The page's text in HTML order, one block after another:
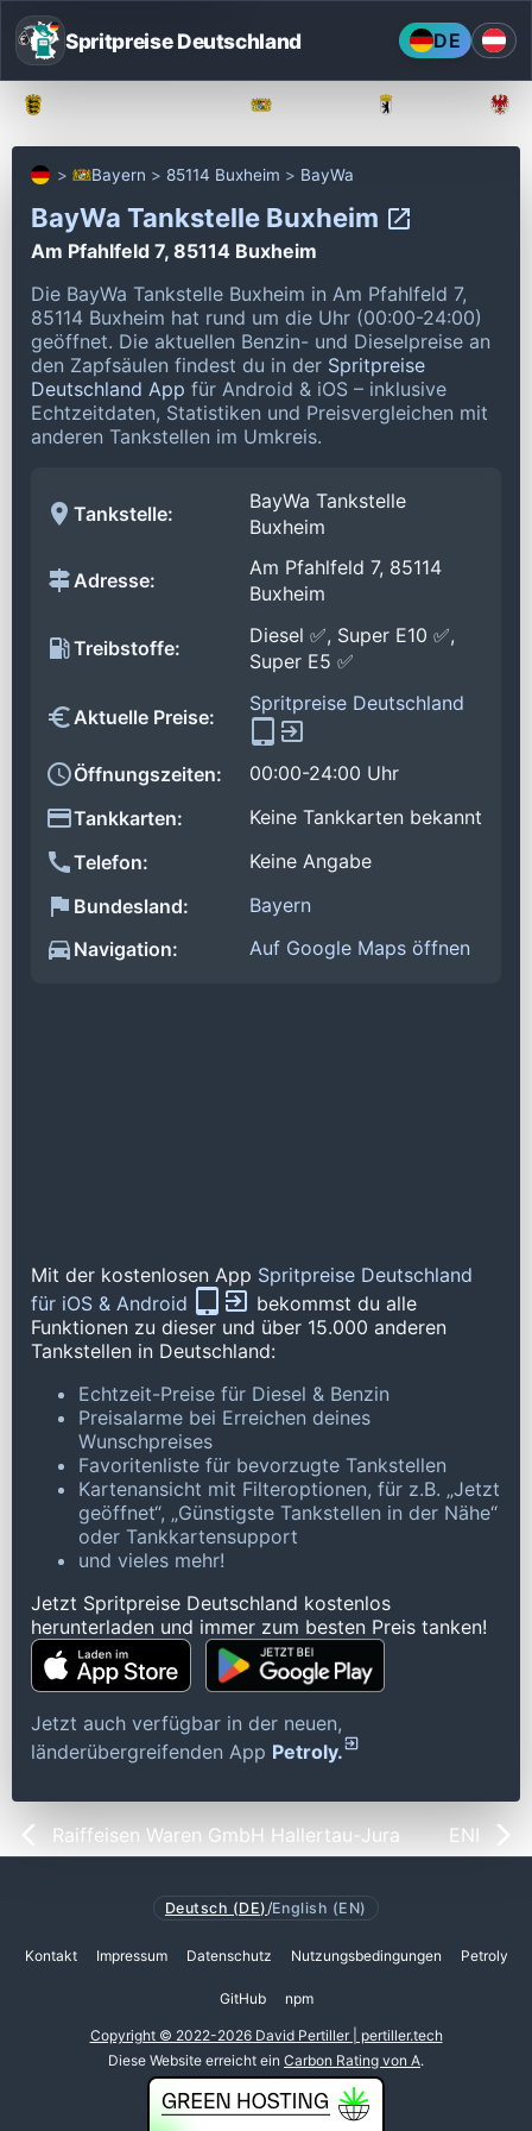
Spritpreise Deutschland DE
Bayern 85114 Buxheim BayWa
BayWa Tankstelle Buxheim
Am Pfahlfeld 7, 85114 Buxheim
Die BayWa Tankstelle Buxheim in Am Pfahlfeld 7,
85114 Buxheim hat rund um die Uhr (00:00-24:00)
geöffnet. Die aktuellen Benzin- und Dieselpreise an
den Zapfsäulen findest du in der Spritpreise
Deutschland App für Android & iOS – inklusive
Echtzeitdaten, Statistiken und Preisvergleichen mit
anderen Tankstellen im Umkreis.
Tankstelle:
BayWa Tankstelle
Buxheim
Adresse:
Am Pfahlfeld 7, 85114
Buxheim
Treibstoffe:
Diesel ✅, Super E10 ✅,
Super E5 ✅
Aktuelle Preise:
Spritpreise Deutschland
Öffnungszeiten:
00:00-24:00 Uhr
Tankkarten:
Keine Tankkarten bekannt
Telefon:
Keine Angabe
Bundesland:
Bayern
Navigation:
Auf Google Maps öffnen
Mit der kostenlosen App Spritpreise Deutschland
für iOS & Android
bekommst du alle
Funktionen zu dieser und über 15.000 anderen
Tankstellen in Deutschland:
Echtzeit-Preise für Diesel & Benzin
Preisalarme bei Erreichen deines
Wunschpreises
Favoritenliste für bevorzugte Tankstellen
Kartenansicht mit Filteroptionen, für z.B. „Jetzt
geöffnet“, „Günstigste Tankstellen in der Nähe“
oder Tankkartensupport
und vieles mehr!
Jetzt Spritpreise Deutschland kostenlos
herunterladen und immer zum besten Preis tanken!
Jetzt auch verfügbar in der neuen,
länderübergreifenden App Petroly.
Raiffeisen Waren GmbH Hallertau-Jura ENI
Deutsch (DE) /English (EN)
Kontakt Impressum Datenschutz Nutzungsbedingungen Petroly
GitHub npm
Copyright © 2022-2026 David Pertiller | pertiller.tech
Diese Website erreicht ein Carbon Rating von A.